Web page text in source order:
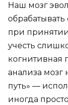
Наш мозг
при
учесть
когнитивная
анализа мозг
путь» —
иногда